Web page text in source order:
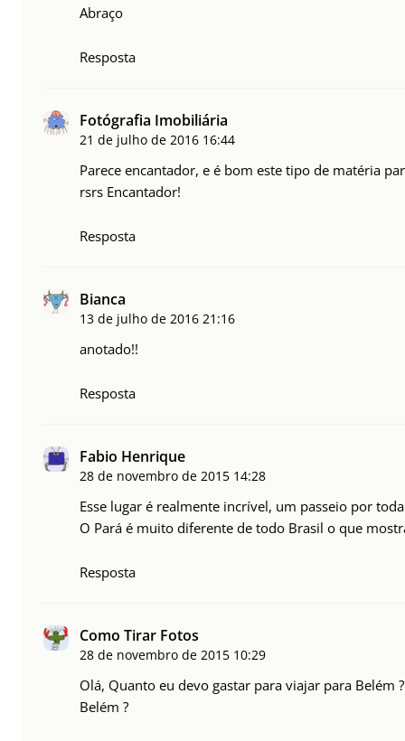
Abraço
Resposta
Fotógrafia Imobiliária
21 de julho de 2016 16:44
Parece encantador, e é bom este tipo de matéria
rsrs Encantador!
Resposta
Bianca
13 de julho de 2016 21:16
anotado!!
Resposta
Fabio Henrique
28 de novembro de 2015 14:28
Esse lugar é realmente incrível, um passeio por
O Pará é muito diferente de todo Brasil o que
Resposta
Como Tirar Fotos
28 de novembro de 2015 10:29
Olá, Quanto eu devo gastar para viajar para Belém
Belém ?